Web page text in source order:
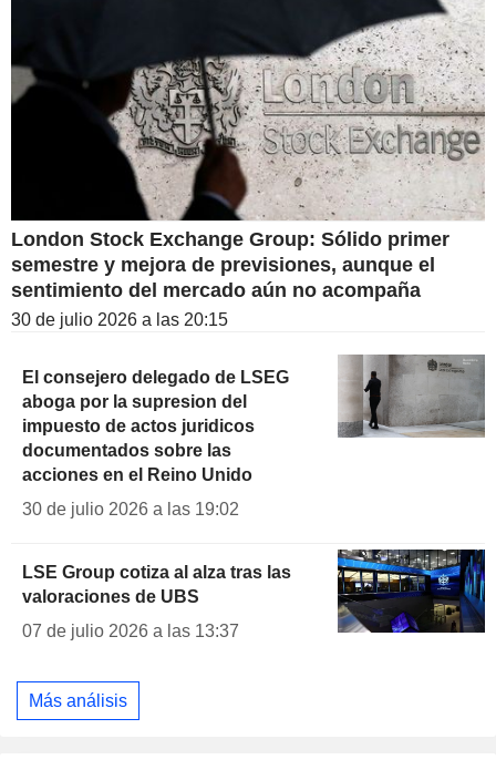
London Stock Exchange Group: Sólido primer
semestre y mejora de previsiones, aunque el
sentimiento del mercado aún no acompaña
30 de julio 2026 a las 20:15
El consejero delegado de LSEG
aboga por la supresion del
impuesto de actos juridicos
documentados sobre las
acciones en el Reino Unido
30 de julio 2026 a las 19:02
LSE Group cotiza al alza tras las
valoraciones de UBS
07 de julio 2026 a las 13:37
Más análisis